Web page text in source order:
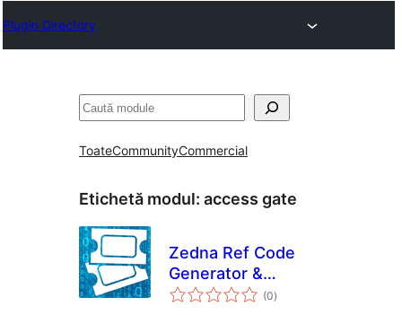
Plugin Directory
Caută
ToateCommunityCommercial
Etichetă modul: access gate
Zedna Ref Code
Generator &
Access Gate(0total
aprecieri
)